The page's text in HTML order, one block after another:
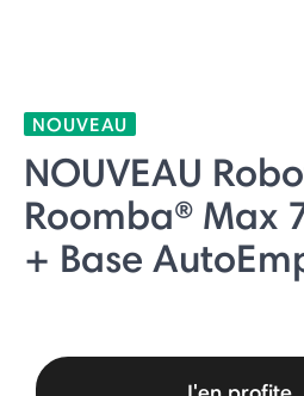
NOUVEAU
NOUVEAU
Roomba® Max
+ Base